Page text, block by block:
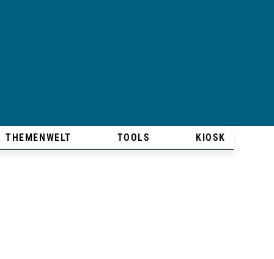
THEMENWELT TOOLS KIOSK